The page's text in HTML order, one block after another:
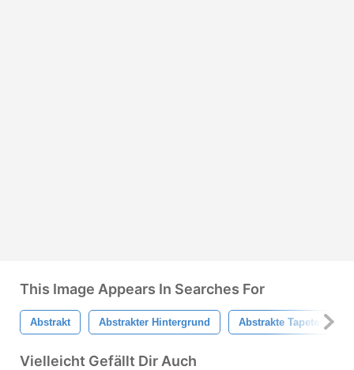
This Image Appears In Searches For
Abstrakt Abstrakter Hintergrund Abstrakte Tapete
Vielleicht Gefällt Dir Auch